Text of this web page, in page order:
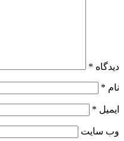
دیدگاه *
نام *
ایمیل *
وب‌ سایت